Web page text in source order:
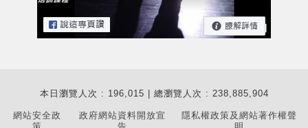
本日瀏覽人次 : 196,015 | 總瀏覽人次 : 238,885,904
網站安全政
政府網站資料開放宣
隱私權政策及網站著作權聲